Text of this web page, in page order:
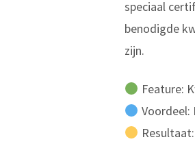
speciaal
benodigde
zijn.
Feature:
Voordeel: